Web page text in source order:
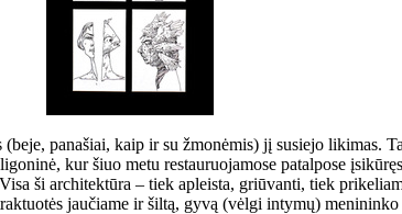
panašiai, kaip ir su žmonėmis) jį susiejo likimas.
kur šiuo metu restauruojamose patalpose
ši architektūra – tiek apleista, griūvanti, tiek
jaučiame ir šiltą, gyvą (vėlgi intymų)